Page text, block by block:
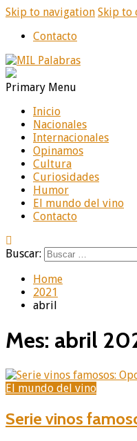
Skip to navigation Skip to
Contacto
MIL Palabras
Diario online de noticias
Primary Menu
Inicio
Nacionales
Internacionales
Opinamos
Cultura
Curiosidades
Humor
El mundo del vino
Contacto
Buscar:
Home
2021
abril
Mes: abril
El mundo del vino
Serie vinos